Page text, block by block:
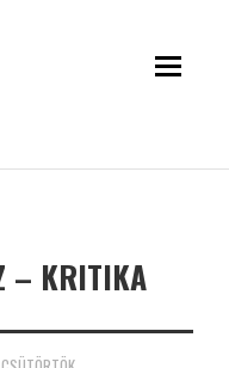
– KRITIKA